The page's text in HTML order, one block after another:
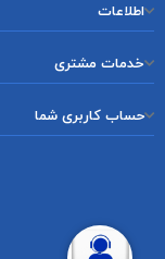
اطلاعات
خدمات مشتری
حساب کاربری شما